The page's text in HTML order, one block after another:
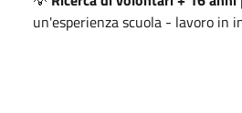
un'esperienza scuola - lavoro in